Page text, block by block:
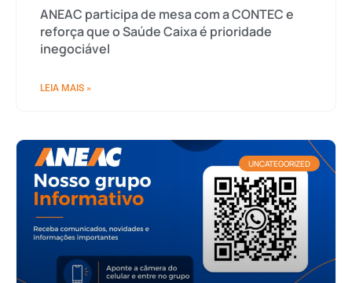
ANEAC participa de mesa com a CONTEC e
reforça que o Saúde Caixa é prioridade
inegociável
LEIA MAIS »
UNCATEGORIZED